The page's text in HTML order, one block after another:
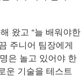
왔고 “늘 배워야한
주니어 팀장에게
은 놀고 있어야 한
운 기술을 테스트